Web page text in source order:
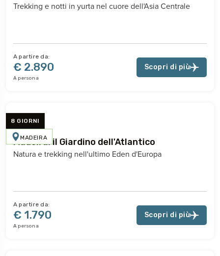
Trekking e notti in yurta nel cuore dell'Asia Centrale
A partire da:
€ 2.890
A persona
Scopri di più
8 GIORNI
MADEIRA
Madeira: il Giardino dell'Atlantico
Natura e trekking nell'ultimo Eden d'Europa
A partire da:
€ 1.790
A persona
Scopri di più